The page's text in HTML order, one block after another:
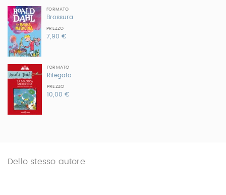
FORMATO
Brossura
PREZZO
7,90 €
FORMATO
Rilegato
PREZZO
10,00 €
Dello stesso autore